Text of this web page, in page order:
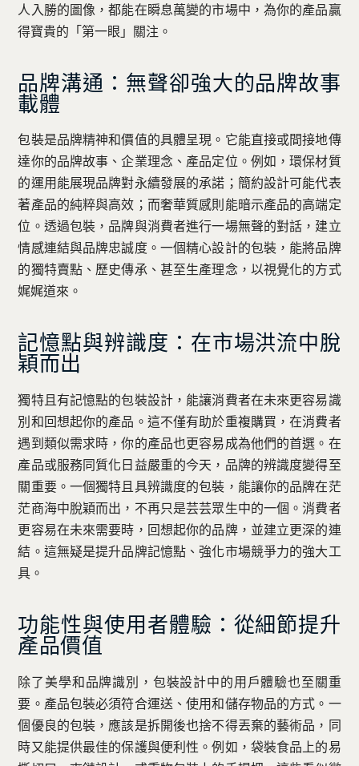
人入勝的圖像，都能在瞬息萬變的市場中，為你的產品贏
得寶貴的「第一眼」關注。
品牌溝通：無聲卻強大的品牌故事
載體
包裝是品牌精神和價值的具體呈現。它能直接或間接地傳
達你的品牌故事、企業理念、產品定位。例如，環保材質
的運用能展現品牌對永續發展的承諾；簡約設計可能代表
著產品的純粹與高效；而奢華質感則能暗示產品的高端定
位。透過包裝，品牌與消費者進行一場無聲的對話，建立
情感連結與品牌忠誠度。一個精心設計的包裝，能將品牌
的獨特賣點、歷史傳承、甚至生產理念，以視覺化的方式
娓娓道來。
記憶點與辨識度：在市場洪流中脫
穎而出
獨特且有記憶點的包裝設計，能讓消費者在未來更容易識
別和回想起你的產品。這不僅有助於重複購買，在消費者
遇到類似需求時，你的產品也更容易成為他們的首選。在
產品或服務同質化日益嚴重的今天，品牌的辨識度變得至
關重要。一個獨特且具辨識度的包裝，能讓你的品牌在茫
茫商海中脫穎而出，不再只是芸芸眾生中的一個。消費者
更容易在未來需要時，回想起你的品牌，並建立更深的連
結。這無疑是提升品牌記憶點、強化市場競爭力的強大工
具。
功能性與使用者體驗：從細節提升
產品價值
除了美學和品牌識別，包裝設計中的用戶體驗也至關重
要。產品包裝必須符合運送、使用和儲存物品的方式。一
個優良的包裝，應該是拆開後也捨不得丟棄的藝術品，同
時又能提供最佳的保護與便利性。例如，袋裝食品上的易